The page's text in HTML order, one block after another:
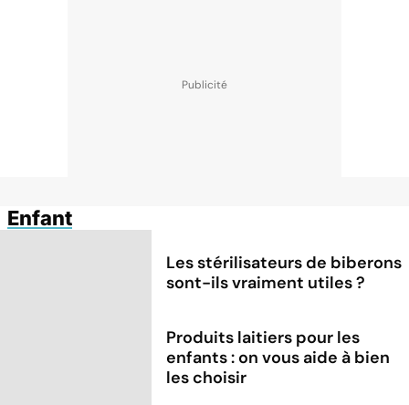
Enfant
Les stérilisateurs de biberons
sont-ils vraiment utiles ?
Produits laitiers pour les
enfants : on vous aide à bien
les choisir